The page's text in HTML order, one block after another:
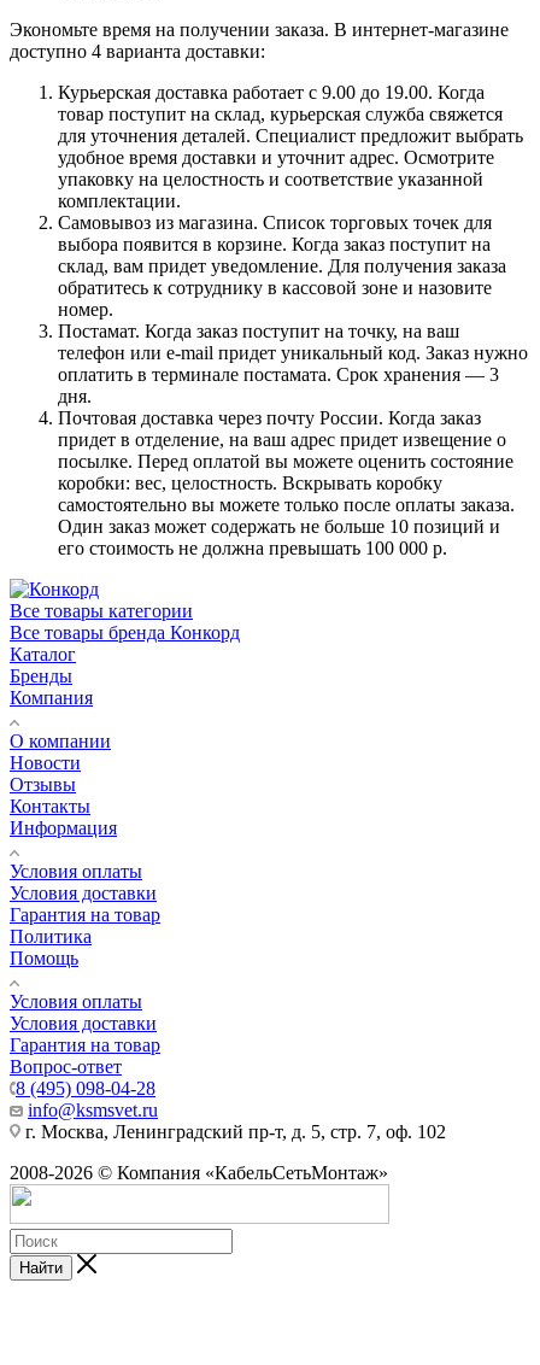
Экономьте время на получении заказа. В интернет-магазине
доступно 4 варианта доставки:
Курьерская доставка работает с 9.00 до 19.00. Когда
товар поступит на склад, курьерская служба свяжется
для уточнения деталей. Специалист предложит выбрать
удобное время доставки и уточнит адрес. Осмотрите
упаковку на целостность и соответствие указанной
комплектации.
Самовывоз из магазина. Список торговых точек для
выбора появится в корзине. Когда заказ поступит на
склад, вам придет уведомление. Для получения заказа
обратитесь к сотруднику в кассовой зоне и назовите
номер.
Постамат. Когда заказ поступит на точку, на ваш
телефон или e-mail придет уникальный код. Заказ нужно
оплатить в терминале постамата. Срок хранения — 3
дня.
Почтовая доставка через почту России. Когда заказ
придет в отделение, на ваш адрес придет извещение о
посылке. Перед оплатой вы можете оценить состояние
коробки: вес, целостность. Вскрывать коробку
самостоятельно вы можете только после оплаты заказа.
Один заказ может содержать не больше 10 позиций и
его стоимость не должна превышать 100 000 р.
Все товары категории
Все товары бренда Конкорд
Каталог
Бренды
Компания
О компании
Новости
Отзывы
Контакты
Информация
Условия оплаты
Условия доставки
Гарантия на товар
Политика
Помощь
Условия оплаты
Условия доставки
Гарантия на товар
Вопрос-ответ
8 (495) 098-04-28
info@ksmsvet.ru
г. Москва, Ленинградский пр-т, д. 5, стр. 7, оф. 102
2008-2026 © Компания «КабельСетьМонтаж»
Найти